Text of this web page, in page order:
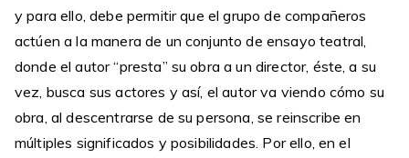
y para ello, debe permitir que el grupo de compañeros
actúen a la manera de un conjunto de ensayo teatral,
donde el autor “presta” su obra a un director, éste, a su
vez, busca sus actores y así, el autor va viendo cómo su
obra, al descentrarse de su persona, se reinscribe en
múltiples significados y posibilidades. Por ello, en el